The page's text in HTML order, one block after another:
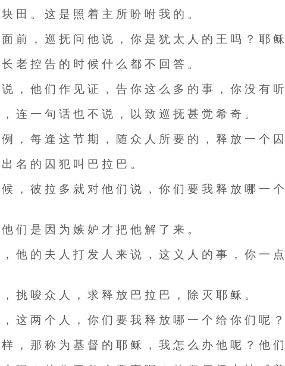
田 。 这 是 照 着 主 所 吩 咐 我 的 。
前 ， 巡 抚 问 他 说 ， 你 是 犹 太 人 的 王 吗 ？ 耶 稣
老 控 告 的 时 候 什 么 都 不 回 答 。
， 他 们 作 见 证 ， 告 你 这 么 多 的 事 ， 你 没 有 听
连 一 句 话 也 不 说 ， 以 致 巡 抚 甚 觉 希 奇 。
， 每 逢 这 节 期 ， 随 众 人 所 要 的 ， 释 放 一 个 囚
名 的 囚 犯 叫 巴 拉 巴 。
， 彼 拉 多 就 对 他 们 说 ， 你 们 要 我 释 放 哪 一
们 是 因 为 嫉 妒 才 把 他 解 了 来 。
他 的 夫 人 打 发 人 来 说 ， 这 义 人 的 事 ， 你 一
挑 唆 众 人 ， 求 释 放 巴 拉 巴 ， 除 灭 耶 稣 。
这 两 个 人 ， 你 们 要 我 释 放 哪 一 个 给 你 们 呢 ？
， 那 称 为 基 督 的 耶 稣 ， 我 怎 么 办 他 呢 ？ 他 们